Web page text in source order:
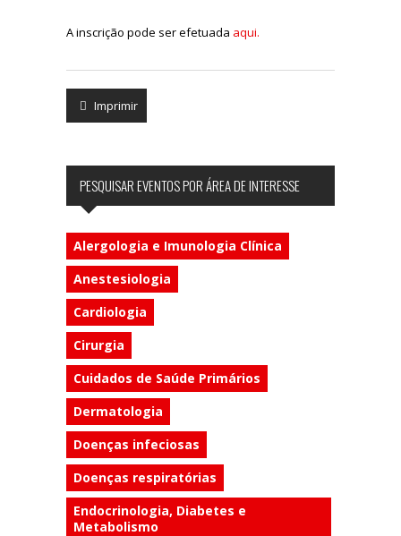
A inscrição pode ser efetuada aqui.
Imprimir
PESQUISAR EVENTOS POR ÁREA DE INTERESSE
Alergologia e Imunologia Clínica
Anestesiologia
Cardiologia
Cirurgia
Cuidados de Saúde Primários
Dermatologia
Doenças infeciosas
Doenças respiratórias
Endocrinologia, Diabetes e
Metabolismo